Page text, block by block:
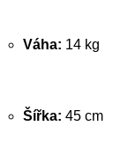
Váha: 14 kg
Šířka: 45 cm